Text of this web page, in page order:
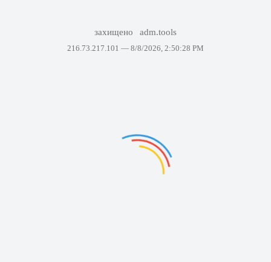
захищено adm.tools
216.73.217.101 — 8/8/2026, 2:50:28 PM